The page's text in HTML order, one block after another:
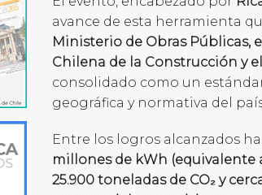
avance de esta herramienta
Ministerio de Obras Públicas,
Chilena de la Construcción y
consolidado como un
geográfica y normativa del
Entre los logros alcanzados
millones de kWh (equivalente
25.900 toneladas de CO₂ y